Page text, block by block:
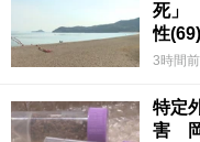
死」
性
3時間前
特定
害